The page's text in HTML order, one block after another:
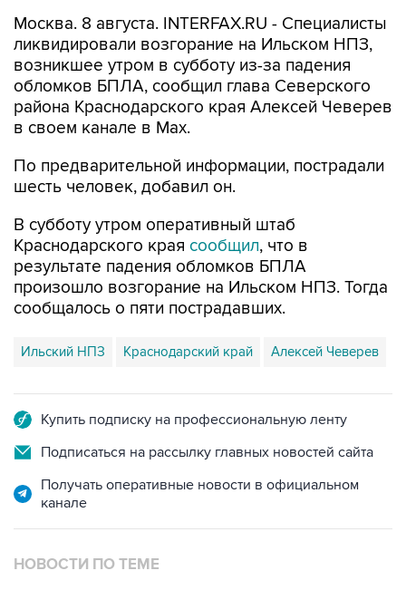
Москва. 8 августа. INTERFAX.RU - Специалисты
ликвидировали возгорание на Ильском НПЗ,
возникшее утром в субботу из-за падения
обломков БПЛА, сообщил глава Северского
района Краснодарского края Алексей Чеверев
в своем канале в Max.
По предварительной информации, пострадали
шесть человек, добавил он.
В субботу утром оперативный штаб
Краснодарского края сообщил, что в
результате падения обломков БПЛА
произошло возгорание на Ильском НПЗ. Тогда
сообщалось о пяти пострадавших.
Ильский НПЗ Краснодарский край Алексей Чеверев
Купить подписку на профессиональную ленту
Подписаться на рассылку главных новостей сайта
Получать оперативные новости в официальном
канале
НОВОСТИ ПО ТЕМЕ